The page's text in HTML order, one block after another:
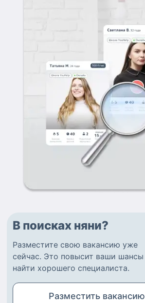
В поисках няни?
Разместите свою вакансию уже
сейчас. Это повысит ваши шансы
найти хорошего специалиста.
Разместить вакансию